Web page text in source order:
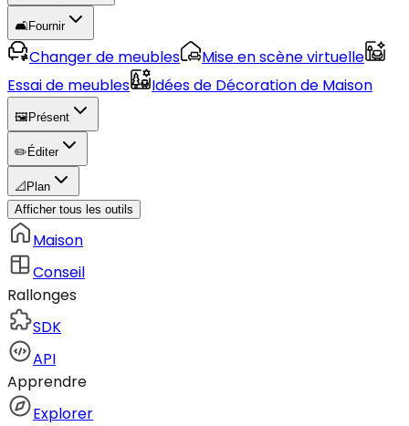
🛋️Fournir
Changer de meubles
Mise en scène virtuelle
Essai de meubles
Idées de Décoration de Maison
🖼️ Présent
✏️ Éditer
📐 Plan
Afficher tous les outils
Maison
Conseil
Rallonges
SDK
API
Apprendre
Explorer